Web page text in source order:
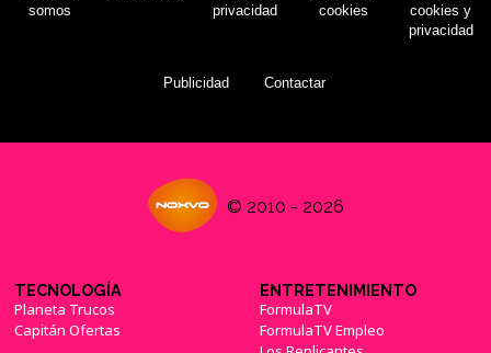
somos
privacidad
cookies
cookies y
privacidad
Publicidad Contactar
© 2010 - 2026
TECNOLOGÍA
Planeta Trucos
Capitán Ofertas
ENTRETENIMIENTO
FormulaTV
FormulaTV Empleo